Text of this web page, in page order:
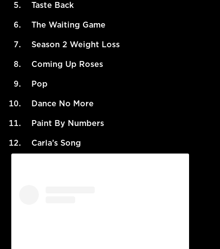
Taste Back
The Waiting Game
Season 2 Weight Loss
Coming Up Roses
Pop
Dance No More
Paint By Numbers
Carla’s Song